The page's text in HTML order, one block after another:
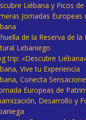
Liébana y Picos de
Jornadas
de la Reserva de
Lebaniego
trip: «Descubre
Vive tu Experiencia
Conecta
Europeas de
Desarrollo y